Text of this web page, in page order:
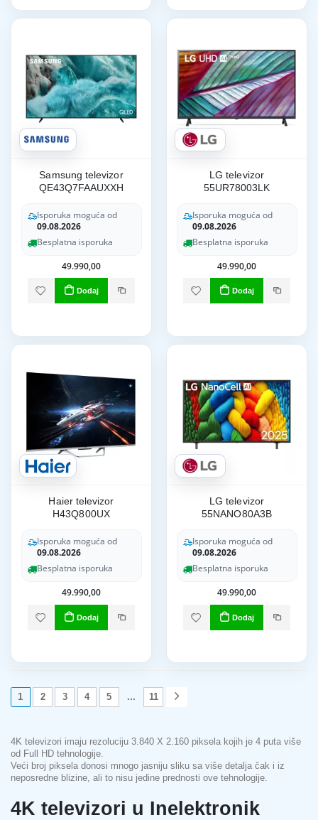
Samsung televizor
QE43Q7FAAUXXH
Isporuka moguća od
09.08.2026
Besplatna isporuka
49.990,00
Dodaj
LG televizor
55UR78003LK
Isporuka moguća od
09.08.2026
Besplatna isporuka
49.990,00
Dodaj
Haier televizor
H43Q800UX
Isporuka moguća od
09.08.2026
Besplatna isporuka
49.990,00
Dodaj
LG televizor
55NANO80A3B
Isporuka moguća od
09.08.2026
Besplatna isporuka
49.990,00
Dodaj
1 2 3 4 5 ... 11
4K televizori imaju rezoluciju 3.840 X 2.160 piksela kojih je 4 puta više
od Full HD tehnologije.
Veći broj piksela donosi mnogo jasniju sliku sa više detalja čak i iz
neposredne blizine, ali to nisu jedine prednosti ove tehnologije.
4K televizori u Inelektronik